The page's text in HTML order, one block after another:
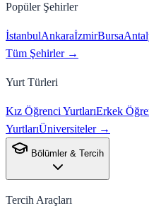
Popüler Şehirler
İstanbulAnkaraİzmirBursa
Tüm Şehirler →
Yurt Türleri
Kız Öğrenci YurtlarıErkek
YurtlarıÜniversiteler →
Bölümler & Tercih
Tercih Araçları